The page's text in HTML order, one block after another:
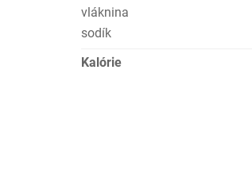
vláknina
sodík
Kalórie